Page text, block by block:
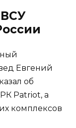
Евгений
об
Patriot, а
комплексов